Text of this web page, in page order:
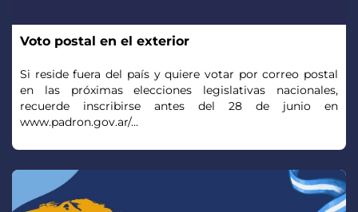
Voto postal en el exterior
Si reside fuera del país y quiere votar por correo postal
en las próximas elecciones legislativas nacionales,
recuerde inscribirse antes del 28 de junio en
www.padron.gov.ar/...